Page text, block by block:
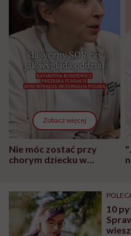
Zobacz więcej
Nie móc zostać przy
chorym dziecku w
może chyba tylko
głupota i brak
wyobraźni"
10
wiesz